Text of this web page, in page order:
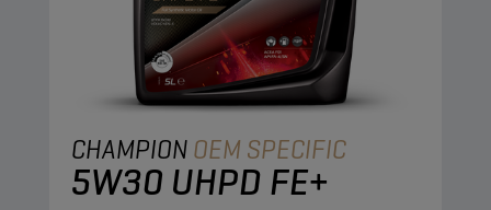
CHAMPIONOEM SPECIFIC
5W30 UHPD FE+